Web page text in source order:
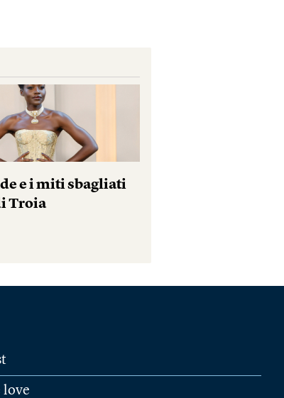
e i miti sbagliati
Troia
love